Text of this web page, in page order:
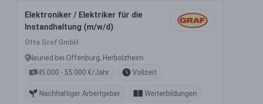
Elektroniker / Elektriker für die
Instandhaltung (m/w/d)
Otto Graf GmbH
Neuried bei Offenburg, Herbolzheim
45.000 - 55.000 €/Jahr
Vollzeit
Nachhaltiger Arbeitgeber Weiterbildungen